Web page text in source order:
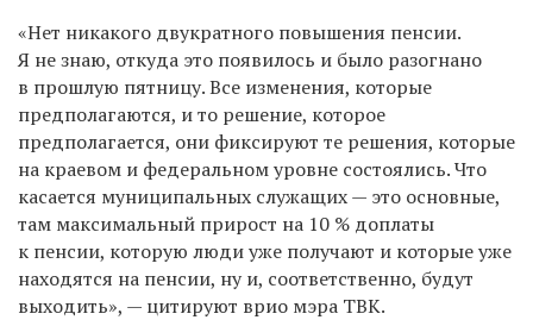
«Нет никакого двукратного повышения пенсии.
Я не знаю, откуда это появилось и было разогнано
в прошлую пятницу. Все изменения, которые
предполагаются, и то решение, которое
предполагается, они фиксируют те решения, которые
на краевом и федеральном уровне состоялись. Что
касается муниципальных служащих — это основные,
там максимальный прирост на 10 % доплаты
к пенсии, которую люди уже получают и которые уже
находятся на пенсии, ну и, соответственно, будут
выходить», — цитируют врио мэра ТВК.